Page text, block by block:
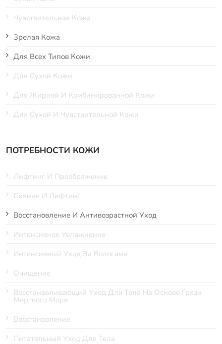
Чувствительная Кожа
Зрелая Кожа
Для Всех Типов Кожи
Для Сухой Кожи
Для Жирной И Комбинированной Кожи
Для Сухой И Чувствительной Кожи
ПОТРЕБНОСТИ КОЖИ
Лифтинг И Преображение
Сияние И Лифтинг
Восстановление И Антивозрастной Уход
Интенсивное Увлажнение
Интенсивный Уход За Волосами
Очищение
Восстанавливающий Уход Для Тела На Основе Грязи
Мертвого Моря
Восстановление
Питательный Уход Для Тела